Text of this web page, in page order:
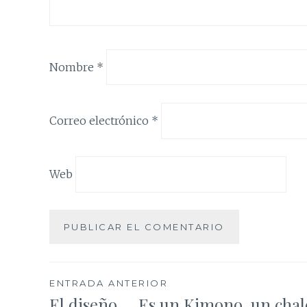
Nombre *
Correo electrónico *
Web
Navegación
ENTRADA ANTERIOR